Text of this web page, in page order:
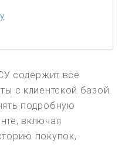
содержит все
с клиентской базой.
подробную
включая
покупок,